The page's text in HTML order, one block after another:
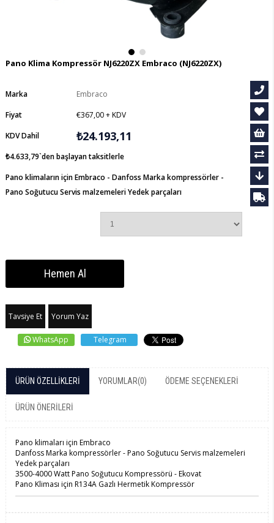
Pano Klima Kompressör NJ6220ZX Embraco (NJ6220ZX)
Marka
Embraco
Fiyat
€367,00+ KDV
KDV Dahil
₺24.193,11
₺4.633,79`den başlayan taksitlerle
Pano klimaların için Embraco - Danfoss Marka kompressörler -
Pano Soğutucu Servis malzemeleri Yedek parçaları
Tavsiye Et Yorum Yaz
WhatsApp Telegram
ÜRÜN ÖZELLIKLERI YORUMLAR(0) ÖDEME SEÇENEKLERI
ÜRÜN ÖNERILERI
Pano klimaları için Embraco
Danfoss Marka kompressörler - Pano Soğutucu Servis malzemeleri
Yedek parçaları
3500-4000 Watt Pano Soğutucu Kompressörü - Ekovat
Pano Kliması için R134A Gazlı Hermetik Kompressör